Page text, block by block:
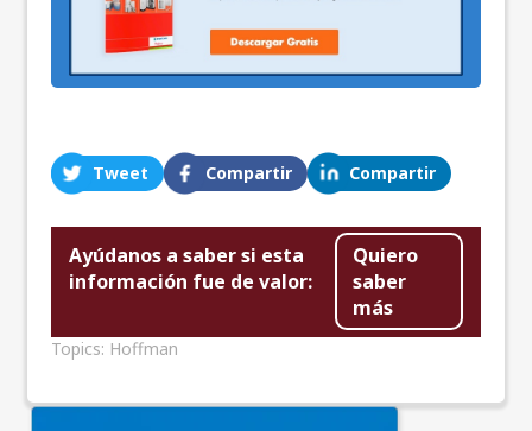
Tweet Compartir Compartir
Ayúdanos a saber si esta
información fue de valor:
Quiero
saber
más
Topics: Hoffman